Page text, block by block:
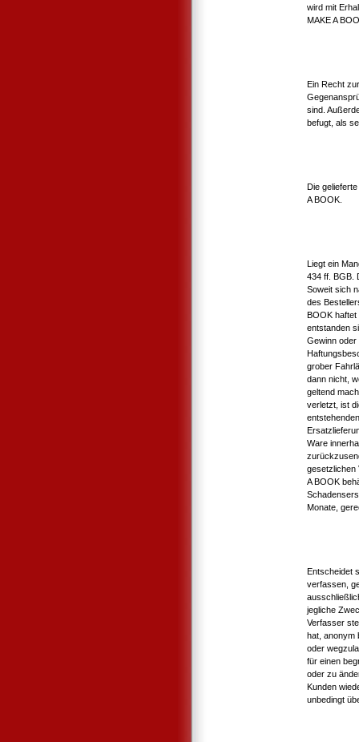
wird mit
MAKE A
Ein Recht
sind.
befugt, als
Die
A BOOK.
Liegt ein
434 ff. BGB.
Soweit sich
des
BOOK haftet
entstanden
Gewinn oder
grober
dann nicht,
geltend
verletzt, ist
Ware
gesetzlichen
A BOOK
Monate,
Entscheidet
verfassen,
jegliche
Verfasser
hat, anonym
oder
für einen
oder zu
Kunden
unbedingt